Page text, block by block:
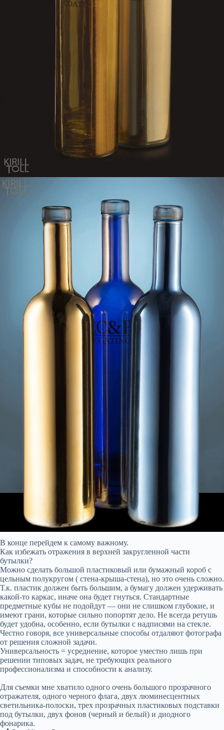
В конце перейдем к самому важному.
Как избежать отражения в верхней закругленной части
бутылки?
Можно сделать большой пластиковый или бумажный короб с
цельным полукругом ( стена-крыша-стена), но это очень сложно.
Т.к. пластик должен быть большим, а бумагу должен удерживать
какой-то каркас, иначе она будет гнуться. Стандартные
предметные кубы не подойдут — они не слишком глубокие, и
имеют грани, которые сильно попортят дело. Не всегда ретушь
будет удобна, особенно, если бутылки с надписями на стекле.
Честно говоря, все универсальные способы отдаляют фотографа
от решения сложной задачи.
Универсальность = усреднение, которое уместно лишь при
решении типовых задач, не требующих реального
профессионализма и способности к анализу.
Для съемки мне хватило одного очень большого прозрачного
отражателя, одного черного флага, двух люминесцентных
светильника-полоски, трех прозрачных пластиковых подставки
под бутылки, двух фонов (черный и белый) и диодного
фонарика.